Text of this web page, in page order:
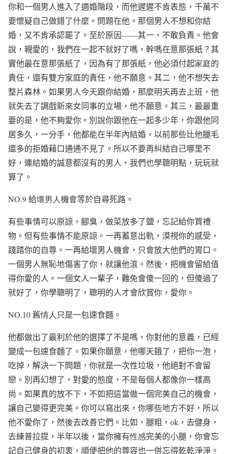
你和一個男人進入了適婚階段，而他遲遲不肯表態，千萬不
要懷疑自己做錯了什麼。問題在他。那個男人不想和你結
婚，又不肯承認罷了。至於原因——其一，不敢負責。他會
說，親愛的，我們在一起不就好了嗎，幹嗎在意那張紙？其
實他最在意那張紙了，因為有了那張紙，他必須付起家庭的
責任，還有雙方家庭的責任，他不願意。其二，他不想失去
整片森林。如果男人今天跟你結婚，那麼明天再去上班，他
就失去了調戲新來女同事的立場，他不願意。其三，最最重
要的是，他不夠愛你。別說你跟他在一起多少年，你跟他同
居多久，一分手，他都能在半年內結婚，以前那些比他腿毛
還多的拒婚藉口通通不見了。所以不要再糾結自己哪里不
好，連結婚的誠意都沒有的男人，我們也學聰明點，玩玩就
算了。
NO.9給壞男人機會等於自尋死路。
有些事情可以原諒，腳臭，做菜放多了鹽，忘記給你買禮
物。但有些事情不能原諒。一再蓄意出軌，漠視你的感受，
踐踏你的自尊。一再給壞男人機會，只會放大他們的胃口。
一個男人無恥地傷害了你，就讓他滾。然後，把機會留給值
得你愛的人。一個女人一輩子，難免會傻一回的，但傻過了
就好了，你學聰明了，聰明的人才會欣賞你，愛你。
NO.10 舊情人 只是一包速食麵。
他都做出了最利於他的選擇了不是嗎，你對他的意義，已經
變成一包速食麵了。如果你願意，他哪天餓了，把你一泡，
吃掉，解決一下問題，你就是一次性垃圾，他絕對不會留
戀。別再幻想了，對愛的態度，不是每個人都像你一樣高
尚。如果真的放不下，不如把這當做一個完美自己的機會，
讓自己變得更完美。你可以寫出來，你哪些地方不好，所以
他不愛你了，然後去改善它們。比如，腿粗， ok ，去健身，
去練普拉提，半年以後，當你擁有性感完美的小腿，你會忘
記自己健身的初衷，順便把他的尊容也一併忘得乾乾淨淨。